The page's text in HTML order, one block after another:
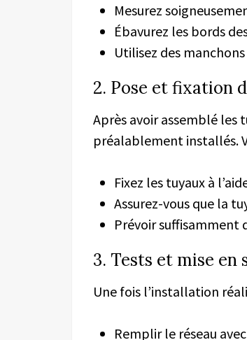
Mesurez
Ébavurez les bords
Utilisez des
2. Pose et fixation
Après avoir assemblé les
préalablement installés.
Fixez les tuyaux à
Assurez-vous que la
Prévoir suffisamment
3. Tests et mise en
Une fois l’installation
Remplir le réseau